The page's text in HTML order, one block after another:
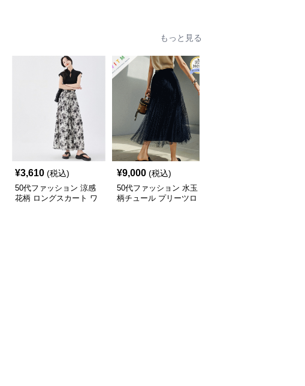
もっと見る
¥3,610 (税込)
50代ファッション 涼感
花柄 ロングスカート ワ
¥9,000 (税込)
50代ファッション 水玉
柄チュール プリーツロ